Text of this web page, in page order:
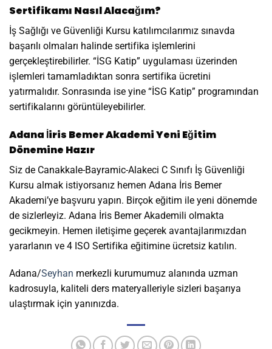
Sertifikamı Nasıl Alacağım?
İş Sağlığı ve Güvenliği Kursu katılımcılarımız sınavda
başarılı olmaları halinde sertifika işlemlerini
gerçekleştirebilirler. “İSG Katip” uygulaması üzerinden
işlemleri tamamladıktan sonra sertifika ücretini
yatırmalıdır. Sonrasında ise yine “İSG Katip” programından
sertifikalarını görüntüleyebilirler.
Adana İiris Bemer Akademi Yeni Eğitim
Dönemine Hazır
Siz de Canakkale-Bayramic-Alakeci C Sınıfı İş Güvenliği
Kursu almak istiyorsanız hemen Adana İris Bemer
Akademi’ye başvuru yapın. Birçok eğitim ile yeni dönemde
de sizlerleyiz. Adana İris Bemer Akademili olmakta
gecikmeyin. Hemen iletişime geçerek avantajlarımızdan
yararlanın ve 4 ISO Sertifika eğitimine ücretsiz katılın.
Adana/Seyhan merkezli kurumumuz alanında uzman
kadrosuyla, kaliteli ders materyalleriyle sizleri başarıya
ulaştırmak için yanınızda.